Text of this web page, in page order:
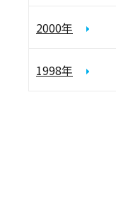
2000年
1998年